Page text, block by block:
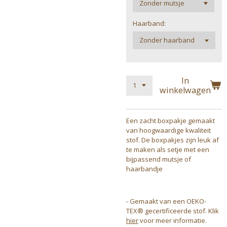
Haarband:
In
winkelwagen
Een zacht boxpakje gemaakt
van hoogwaardige kwaliteit
stof. De boxpakjes zijn leuk af
te maken als setje met een
bijpassend mutsje of
haarbandje
- Gemaakt van een OEKO-
TEX® gecertificeerde stof. Klik
hiervoor meer informatie.